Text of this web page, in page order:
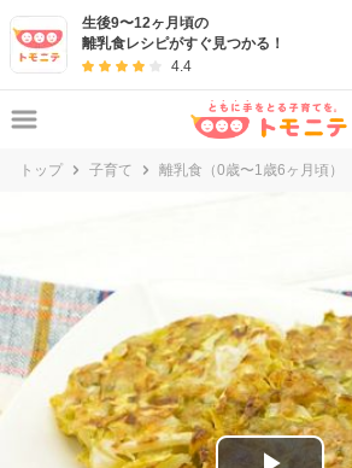
生後9〜12ヶ月頃の
離乳食レシピがすぐ見つかる！
4.4
トップ 子育て 離乳食（0歳〜1歳6ヶ月頃）
妊娠・出産・子育て情報サイト | トモニテ